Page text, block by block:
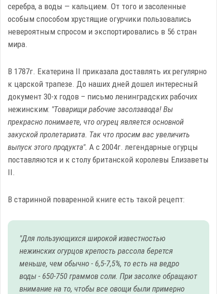
серебра, а воды — кальцием. От того и засоленные
особым способом хрустящие огурчики пользовались
невероятным спросом и экспортировались в 56 стран
мира.
В 1787г. Екатерина II приказала доставлять их регулярно
к царской трапезе. До наших дней дошел интересный
документ 30-х годов – письмо ленинградских рабочих
нежинским: "Товарищи рабочие засолзавода! Вы
прекрасно понимаете, что огурец является основной
закуской пролетариата. Так что просим вас увеличить
выпуск этого продукта". А с 2004г. легендарные огурцы
поставляются и к столу британской королевы Елизаветы
ІІ.
В старинной поваренной книге есть такой рецепт:
"Для пользующихся широкой известностью
нежинских огурцов крепость рассола берется
меньше, чем обычно - 6,5-7,5%, то есть на ведро
воды - 650-750 граммов соли. При засолке обращают
внимание на то, чтобы все овощи были примерно